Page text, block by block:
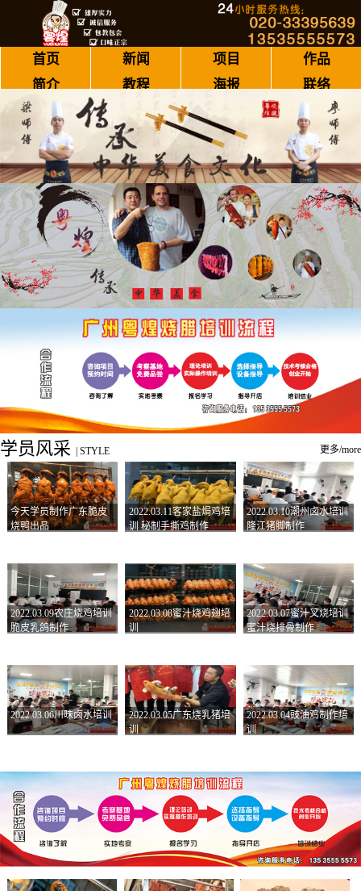
首页 新闻 项目
作品
简介
教程 海报 联络
学员风采 STYLE 更多/more
今天学员制作广东脆皮
烧鸭出品
2022.03.11客家盐焗鸡培
训 秘制手撕鸡制作
2022.03.10潮州卤水培训
隆江猪脚制作
2022.03.09农庄烧鸡培训
脆皮乳鸽制作
2022.03.08蜜汁烧鸡翅培
训
2022.03.07蜜汁叉烧培训
蜜汁烧排骨制作
2022.03.06川味卤水培训
2022.03.05广东烧乳猪培
训
2022.03.04豉油鸡制作培
训